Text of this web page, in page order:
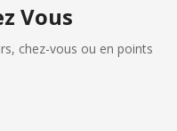
Vous
chez-vous ou en points